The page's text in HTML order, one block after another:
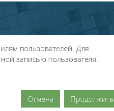
пользователей. Для
записью пользователя.
Отмена Продолжить